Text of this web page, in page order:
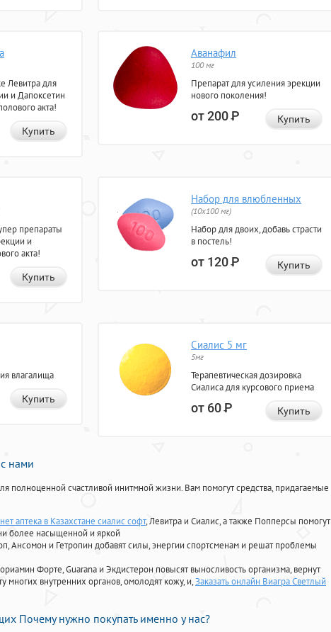
Левитра для
и Дапоксетин
акта!
Купить
Аванафил
100 мг
Препарат для усиления эрекции
нового поколения!
от 200Р Купить
препараты
и
акта!
Купить
Набор для влюбленных
(10х100 мг)
Набор для двоих, добавь страсти
в постель!
от 120Р Купить
влагалища
Купить
Сиалис 5 мг
5мг
Терапевтическая дозировка
Сиалиса для курсового приема
от 60Р Купить
нами
полноценной счастливой инитмной жизни. Вам помогут средства, придагаемые
аптека в Казахстане сиалис софт, Левитра и Сиалис, а также Попперсы помогут
более насыщенной и яркой
Ансомон и Гетропин добавят силы, энергии спортсменам и решат проблемы
Форте, Guarana и Экдистерон повысят выносливость организма, вернут
многих внутренних органов, омолодят кожу, и,Заказать онлайн Виагра Светлый
Почему нужно покупать именно у нас?